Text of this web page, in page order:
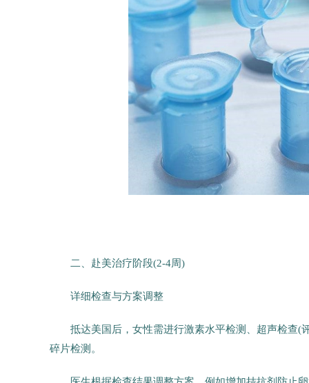
二、赴美治疗阶段(2-4周)
详细检查与方案调整
抵达美国后，女性需进行激素水平检测、超声检查
碎片检测。